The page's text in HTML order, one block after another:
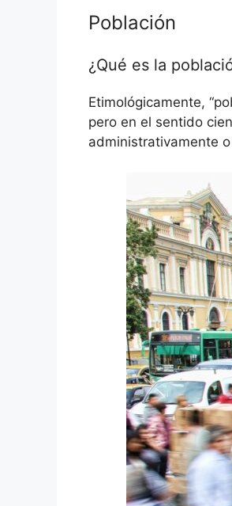
Población
¿Qué es la
Etimológicamente,
pero en el sentido
administrativamente